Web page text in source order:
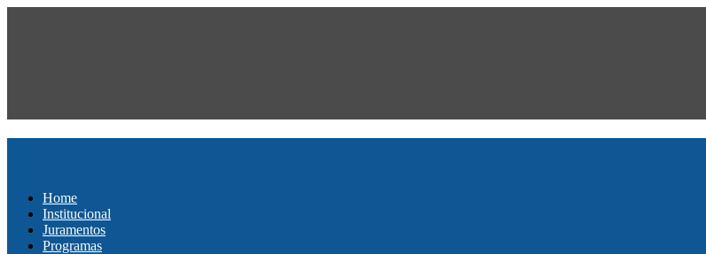
Home
Institucional
Juramentos
Programas